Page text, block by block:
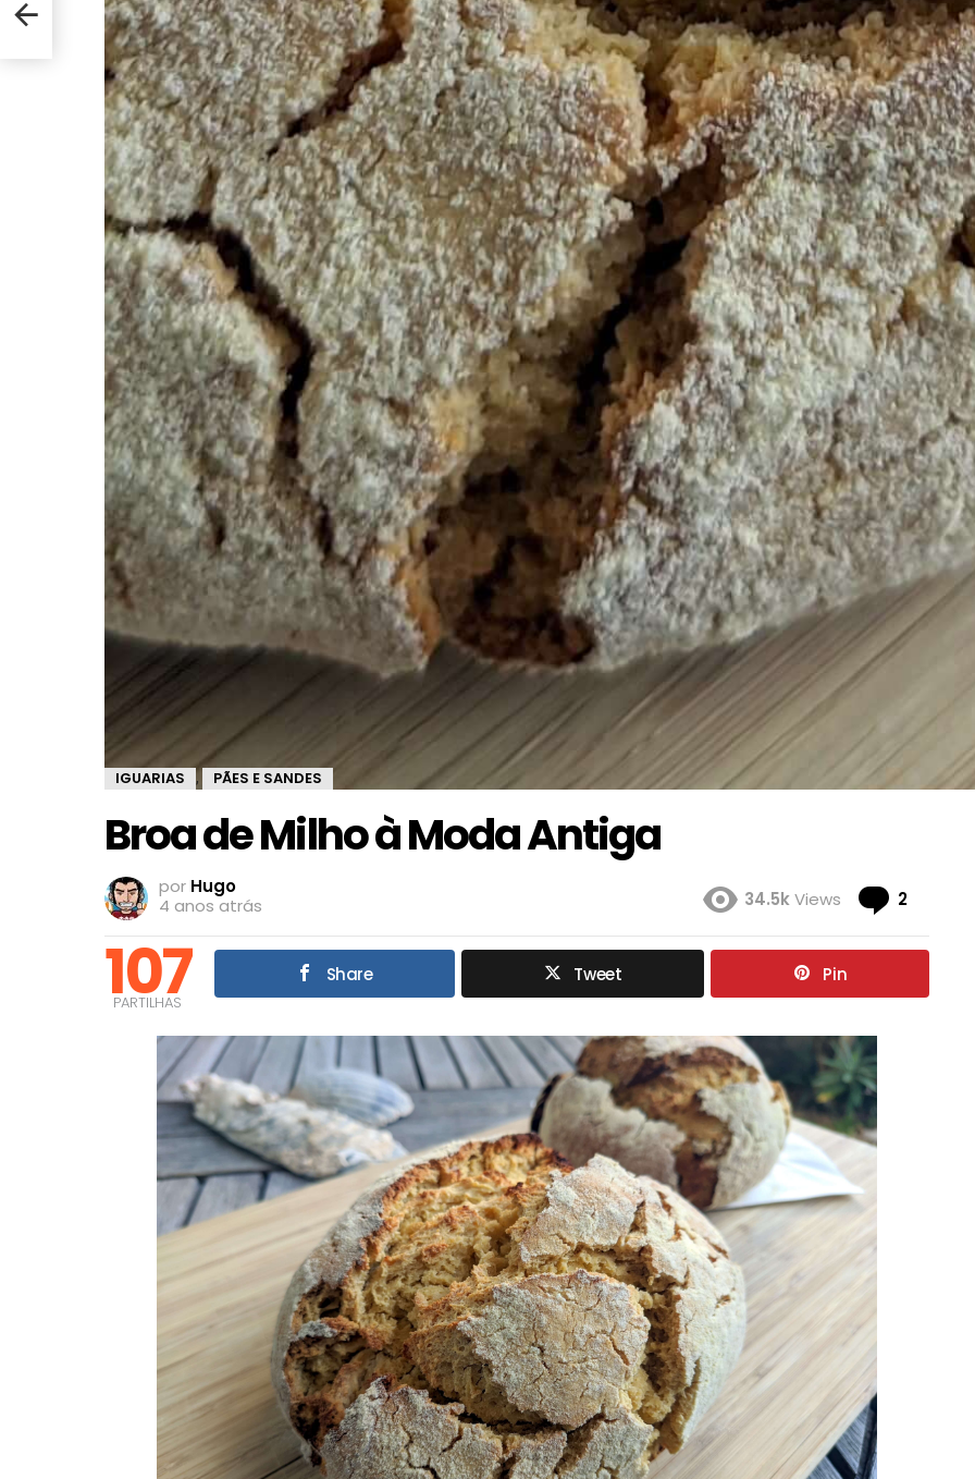
IGUARIAS , PÃES E SANDES
Broa de Milho à Moda Antiga
por Hugo
4 anos atrás
34.5kViews 2
107
PARTILHAS
Share Tweet Pin